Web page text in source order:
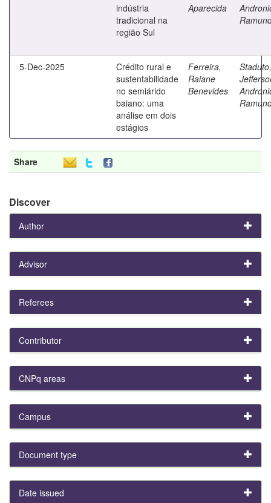
indústria
tradicional na
região Sul
Aparecida
5-Dec-2025
Crédito rural e
sustentabilidade
no semiárido
baiano: uma
análise em dois
estágios
Ferreira,
Raiane
Benevides
Staduto,
Share
Discover
Author
Advisor
Referees
Contributor
CNPq areas
Campus
Document type
Date issued